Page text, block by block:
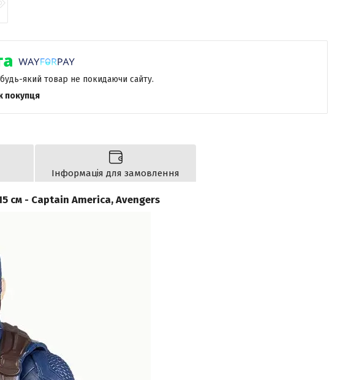
який товар не покидаючи сайту.
покупця
Інформація для замовлення
см - Captain America, Avengers